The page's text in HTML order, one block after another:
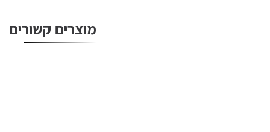
מוצרים קשורים